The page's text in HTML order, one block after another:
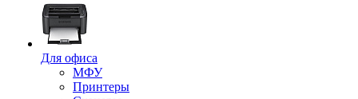
Для офиса
МФУ
Принтеры